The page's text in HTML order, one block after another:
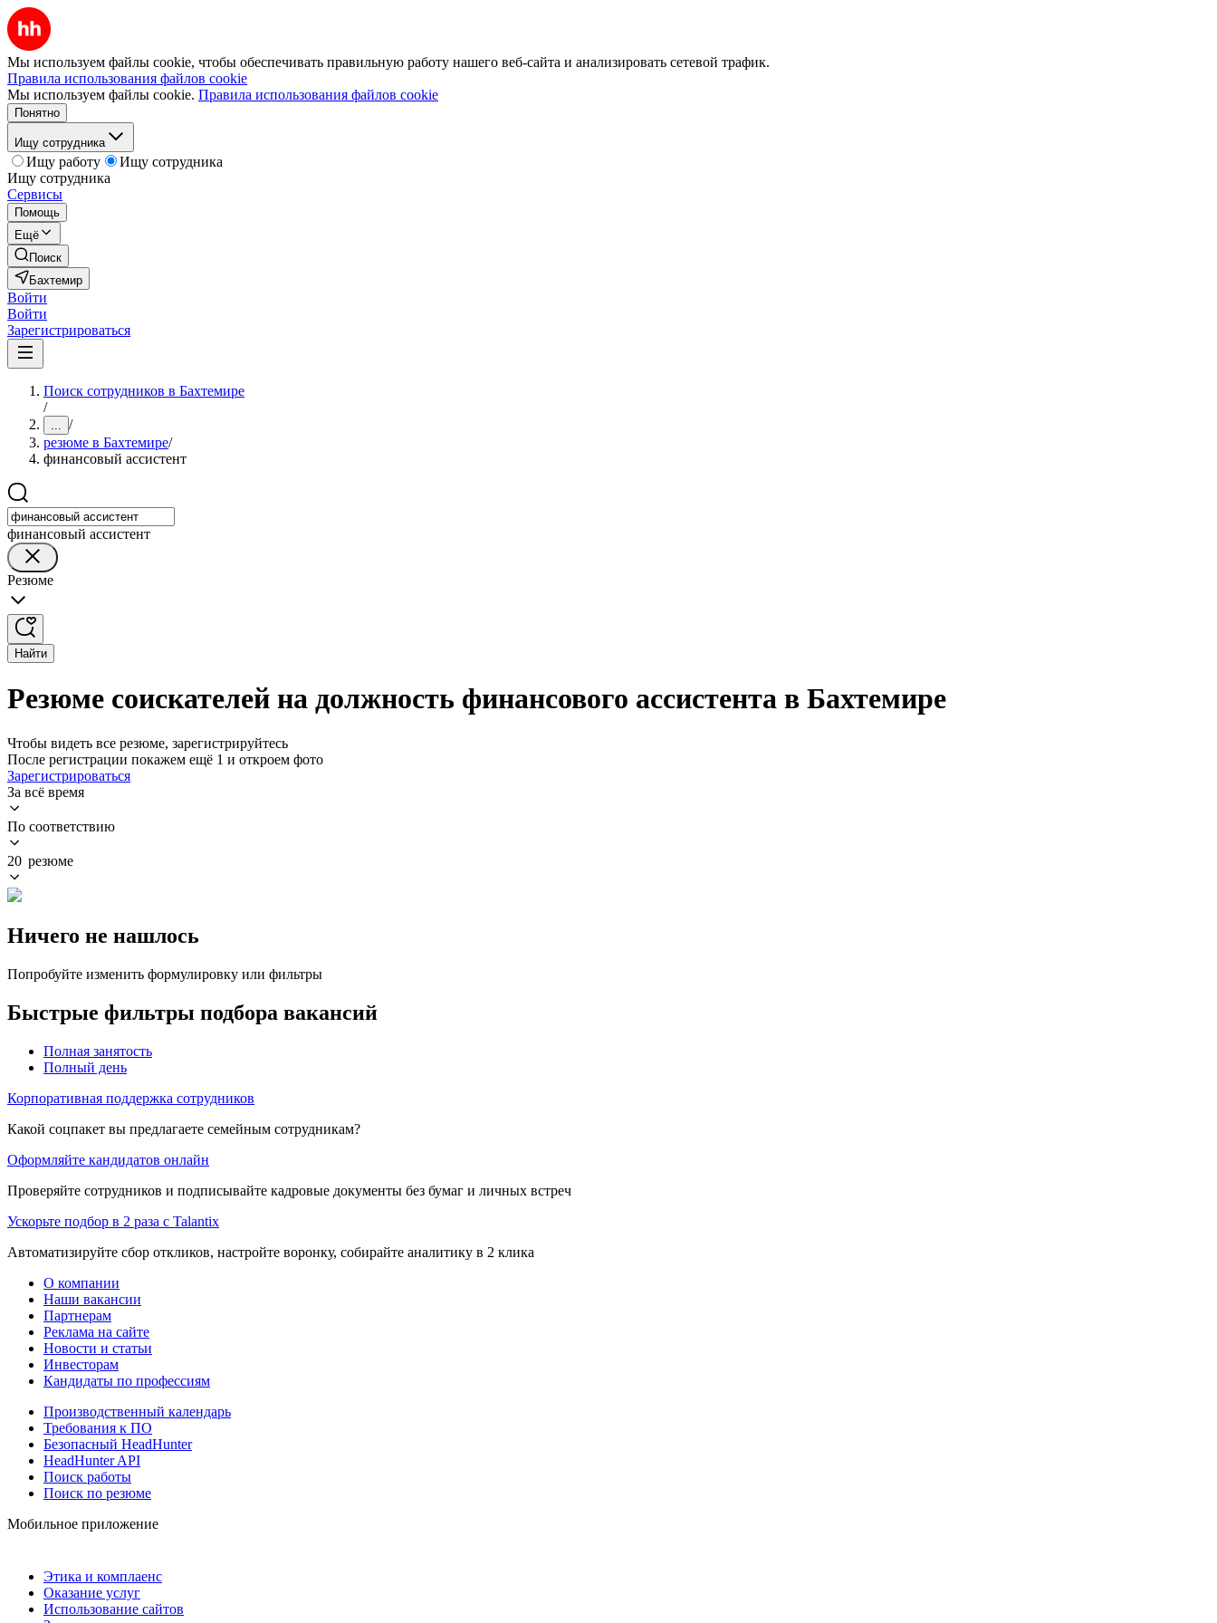
Мы используем файлы cookie, чтобы обеспечивать правильную работу нашего веб-сайта и анализировать сетевой трафик.
Правила использования файлов cookie
Мы используем файлы cookie. Правила использования файлов cookie
Понятно
Ищу сотрудника
Ищу работу
Ищу сотрудника
Ищу сотрудника
Сервисы
Помощь
Ещё
Поиск
Бахтемир
Войти
Войти
Зарегистрироваться
Поиск сотрудников в Бахтемире
/
... /
резюме в Бахтемире/
финансовый ассистент
финансовый ассистент
Резюме
Найти
Резюме соискателей на должность финансового ассистента в Бахтемире
Чтобы видеть все резюме, зарегистрируйтесь
После регистрации покажем ещё 1 и откроем фото
Зарегистрироваться
За всё время
По соответствию
20 резюме
Ничего не нашлось
Попробуйте изменить формулировку или фильтры
Быстрые фильтры подбора вакансий
Полная занятость
Полный день
Корпоративная поддержка сотрудников
Какой соцпакет вы предлагаете семейным сотрудникам?
Оформляйте кандидатов онлайн
Проверяйте сотрудников и подписывайте кадровые документы без бумаг и личных встреч
Ускорьте подбор в 2 раза с Talantix
Автоматизируйте сбор откликов, настройте воронку, собирайте аналитику в 2 клика
О компании
Наши вакансии
Партнерам
Реклама на сайте
Новости и статьи
Инвесторам
Кандидаты по профессиям
Производственный календарь
Требования к ПО
Безопасный HeadHunter
HeadHunter API
Поиск работы
Поиск по резюме
Мобильное приложение
Этика и комплаенс
Оказание услуг
Использование сайтов